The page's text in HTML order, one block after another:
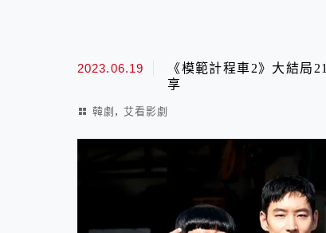
2023.06.19
《模範計程車2》大結局
享
韓劇 , 艾看影劇